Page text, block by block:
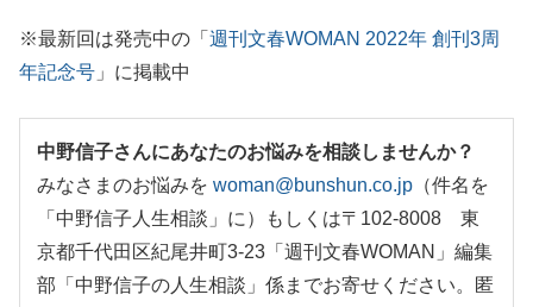
※最新回は発売中の「 週刊文春WOMAN 2022年 創刊3周
年記念号 」に掲載中
中野信子さんにあなたのお悩みを相談しませんか？​​
みなさまのお悩みを woman@bunshun.co.jp （件名を
「中野信子人生相談」に）もしくは〒102-8008 東
京都千代田区紀尾井町3-23「週刊文春WOMAN」編集
部「中野信子の人生相談」係までお寄せください。匿